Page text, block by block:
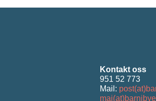
Kontakt oss
951 52 773
Mail: